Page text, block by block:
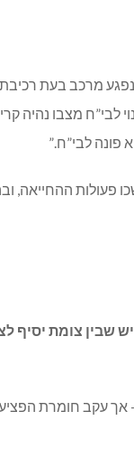
מרכב בעת רכיבתו
מצבו נהיה
פונה לבי”ח.”
ההחייאה,
צומת יסיף
אך עקב חומרת